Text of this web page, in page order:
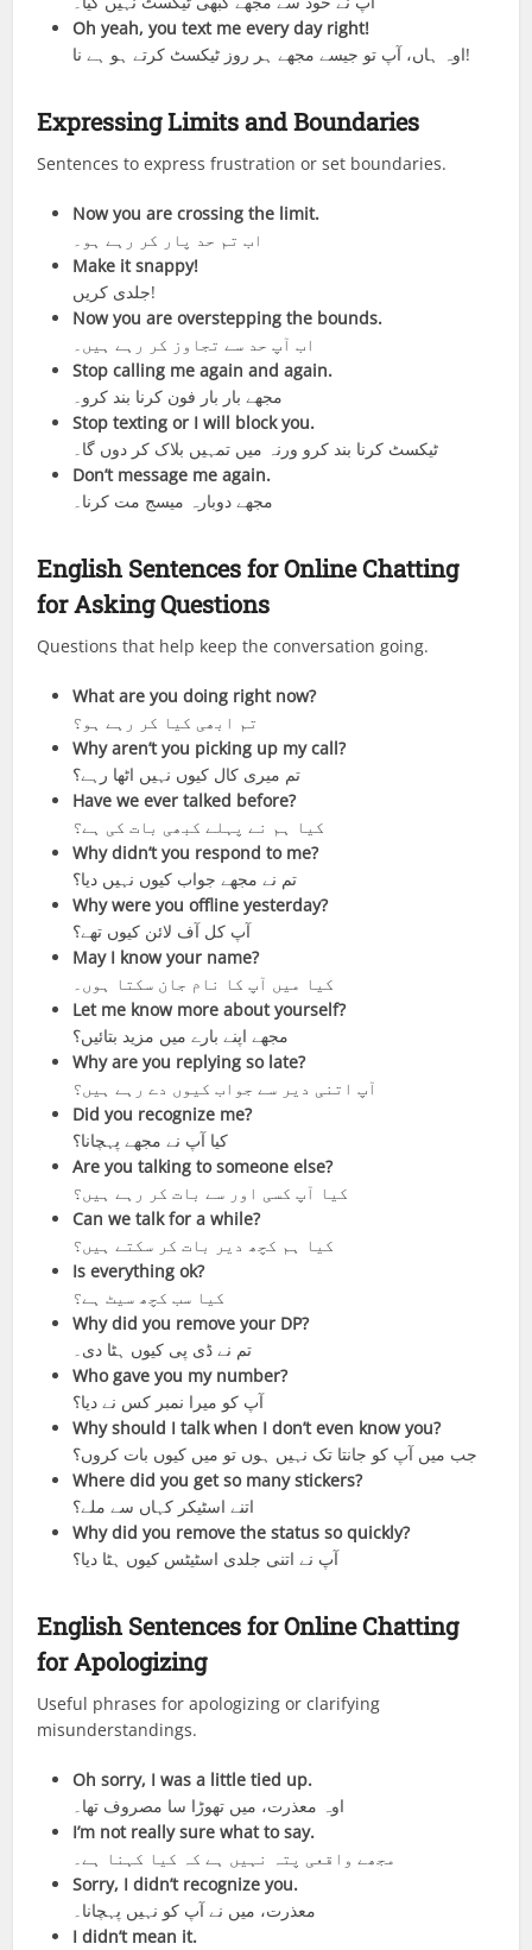
Oh yeah, you text me every day right!
اوہ ہاں، آپ تو جیسے مجھے ہر روز ٹیکسٹ کرتے ہو ہے نا!
Expressing Limits and Boundaries
Sentences to express frustration or set boundaries.
Now you are crossing the limit.
اب تم حد پار کر رہے ہو۔
Make it snappy!
جلدی کریں!
Now you are overstepping the bounds.
اب آپ حد سے تجاوز کر رہے ہیں۔
Stop calling me again and again.
مجھے بار بار فون کرنا بند کرو۔
Stop texting or I will block you.
ٹیکسٹ کرنا بند کرو ورنہ میں تمہیں بلاک کر دوں گا۔
Don’t message me again.
مجھے دوبارہ میسج مت کرنا۔
English Sentences for Online Chatting
forAsking Questions
Questions that help keep the conversation going.
What are you doing right now?
تم ابھی کیا کر رہے ہو؟
Why aren’t you picking up my call?
تم میری کال کیوں نہیں اٹھا رہے؟
Have we ever talked before?
کیا ہم نے پہلے کبھی بات کی ہے؟
Why didn’t you respond to me?
تم نے مجھے جواب کیوں نہیں دیا؟
Why were you offline yesterday?
آپ کل آف لائن کیوں تھے؟
May I know your name?
کیا میں آپ کا نام جان سکتا ہوں۔
Let me know more about yourself?
مجھے اپنے بارے میں مزید بتائیں؟
Why are you replying so late?
آپ اتنی دیر سے جواب کیوں دے رہے ہیں؟
Did you recognize me?
کیا آپ نے مجھے پہچانا؟
Are you talking to someone else?
کیا آپ کسی اور سے بات کر رہے ہیں؟
Can we talk for a while?
کیا ہم کچھ دیر بات کر سکتے ہیں؟
Is everything ok?
کیا سب کچھ سیٹ ہے؟
Why did you remove your DP?
تم نے ڈی پی کیوں ہٹا دی۔
Who gave you my number?
آپ کو میرا نمبر کس نے دیا؟
Why should I talk when I don’t even know you?
جب میں آپ کو جانتا تک نہیں ہوں تو میں کیوں بات کروں؟
Where did you get so many stickers?
اتنے اسٹیکر کہاں سے ملے؟
Why did you remove the status so quickly?
آپ نے اتنی جلدی اسٹیٹس کیوں ہٹا دیا؟
English Sentences for Online Chatting
for Apologizing
Useful phrases for apologizing or clarifying
misunderstandings.
Oh sorry, I was a little tied up.
اوہ معذرت، میں تھوڑا سا مصروف تھا۔
I’m not really sure what to say.
مجھے واقعی پتہ نہیں ہے کہ کیا کہنا ہے۔
Sorry, I didn’t recognize you.
معذرت، میں نے آپ کو نہیں پہچانا۔
I didn’t mean it.